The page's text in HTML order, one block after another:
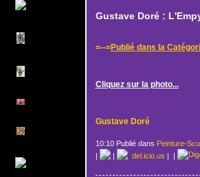
Gustave Doré :
=--=Publié dans la
Cliquez sur la photo...
Gustave Doré
10:10 Publié dans Peinture-
|
| del.icio.us | |